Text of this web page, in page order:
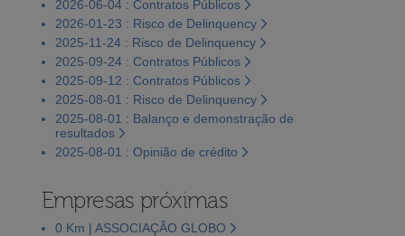
2026-06-04 : Contratos Públicos
2026-01-23 : Risco de Delinquency
2025-11-24 : Risco de Delinquency
2025-09-24 : Contratos Públicos
2025-09-12 : Contratos Públicos
2025-08-01 : Risco de Delinquency
2025-08-01 : Balanço e demonstração de
resultados
2025-08-01 : Opinião de crédito
Empresas próximas
0 Km | ASSOCIAÇÃO GLOBO